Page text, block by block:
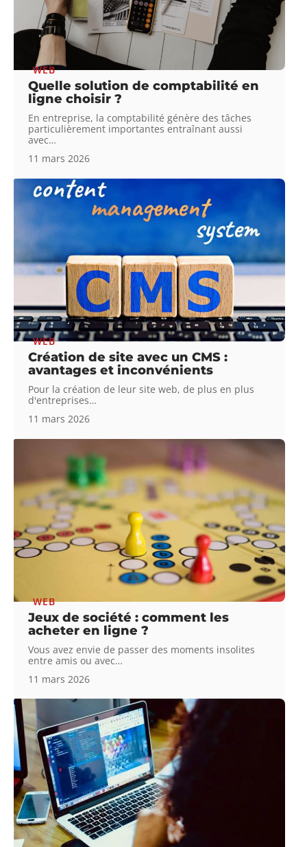
WEB
Quelle solution de comptabilité en
ligne choisir ?
En entreprise, la comptabilité génère des tâches
particulièrement importantes entraînant aussi
avec…
11 mars 2026
WEB
Création de site avec un CMS :
avantages et inconvénients
Pour la création de leur site web, de plus en plus
d'entreprises…
11 mars 2026
WEB
Jeux de société : comment les
acheter en ligne ?
Vous avez envie de passer des moments insolites
entre amis ou avec…
11 mars 2026